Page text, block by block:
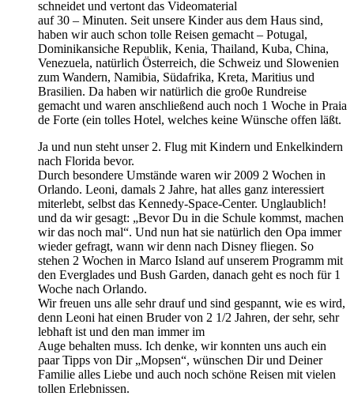
schneidet und vertont das Videomaterial
auf 30 – Minuten. Seit unsere Kinder aus dem Haus sind,
haben wir auch schon tolle Reisen gemacht – Potugal,
Dominikansiche Republik, Kenia, Thailand, Kuba, China,
Venezuela, natürlich Österreich, die Schweiz und Slowenien
zum Wandern, Namibia, Südafrika, Kreta, Maritius und
Brasilien. Da haben wir natürlich die gro0e Rundreise
gemacht und waren anschließend auch noch 1 Woche in Praia
de Forte (ein tolles Hotel, welches keine Wünsche offen läßt.
Ja und nun steht unser 2. Flug mit Kindern und Enkelkindern
nach Florida bevor.
Durch besondere Umstände waren wir 2009 2 Wochen in
Orlando. Leoni, damals 2 Jahre, hat alles ganz interessiert
miterlebt, selbst das Kennedy-Space-Center. Unglaublich!
und da wir gesagt: „Bevor Du in die Schule kommst, machen
wir das noch mal“. Und nun hat sie natürlich den Opa immer
wieder gefragt, wann wir denn nach Disney fliegen. So
stehen 2 Wochen in Marco Island auf unserem Programm mit
den Everglades und Bush Garden, danach geht es noch für 1
Woche nach Orlando.
Wir freuen uns alle sehr drauf und sind gespannt, wie es wird,
denn Leoni hat einen Bruder von 2 1/2 Jahren, der sehr, sehr
lebhaft ist und den man immer im
Auge behalten muss. Ich denke, wir konnten uns auch ein
paar Tipps von Dir „Mopsen“, wünschen Dir und Deiner
Familie alles Liebe und auch noch schöne Reisen mit vielen
tollen Erlebnissen.